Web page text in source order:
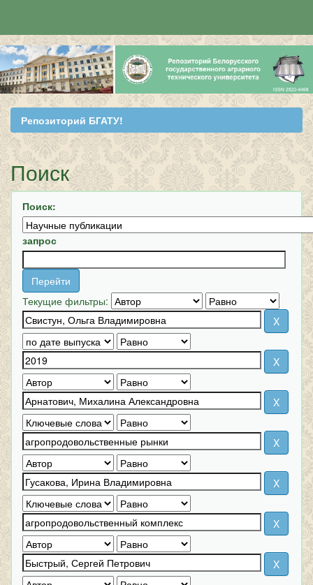
Skip
navigation
Репозиторий БГАТУ!
Поиск
Поиск:
запрос
Текущие фильтры: